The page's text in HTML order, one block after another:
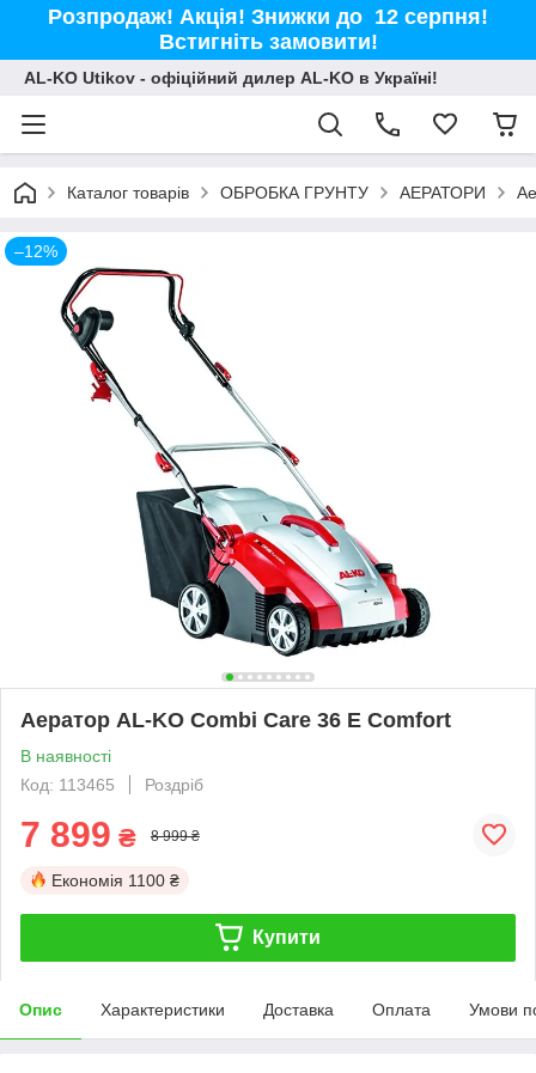
Розпродаж! Акція! Знижки до 12 серпня!
Встигніть замовити!
AL-KO Utikov - офіційний дилер AL-KO в Україні!
Каталог товарів ОБРОБКА ГРУНТУ АЕРАТОРИ
–12%
Аератор AL-KO Combi Care 36 E Comfort
В наявності
Код: 113465
Роздріб
7 899 ₴ 8 999 ₴
Економія 1100 ₴
Купити
Опис Характеристики Доставка Оплата Умови